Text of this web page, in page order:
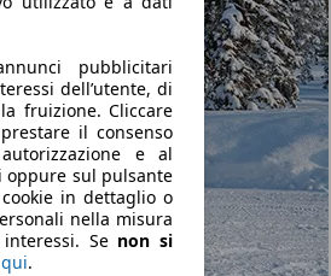
pubblicitari
dell’utente, di
fruizione. Cliccare
il consenso
e al
oppure sul pulsante
in dettaglio o
nella misura
Se non si
qui.